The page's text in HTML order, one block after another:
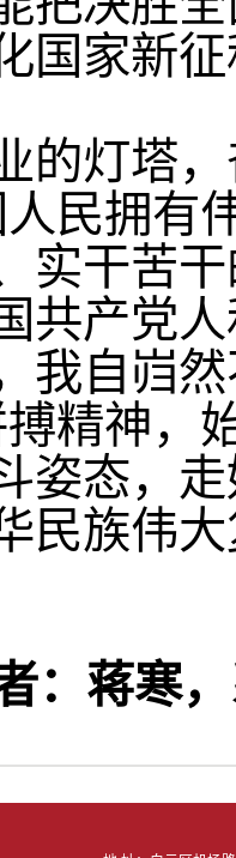
国家新
灯塔，
民拥有
实干苦
共产党
我自岿
精神，
姿态，
民族伟
者：蒋寒